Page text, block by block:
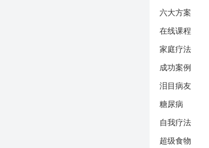
六大方案
在线课程
家庭疗法
成功案例
泪目病友
糖尿病
自我疗法
超级食物